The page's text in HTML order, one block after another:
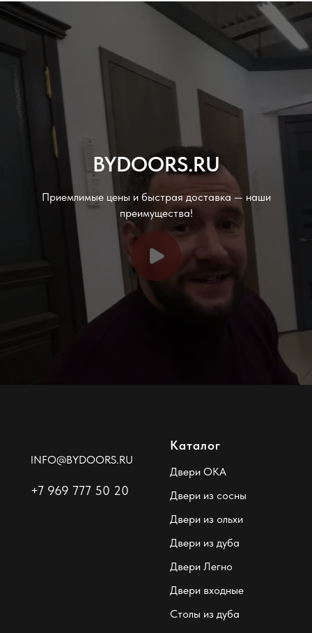
BYDOORS.RU
Приемлимые цены и быстрая доставка — наши
преимущества!
INFO@BYDOORS.RU
+7 969 777 50 20
Каталог
Двери ОКА
Двери из сосны
Двери из ольхи
Двери из дуба
Двери Легно
Двери входные
Столы из дуба